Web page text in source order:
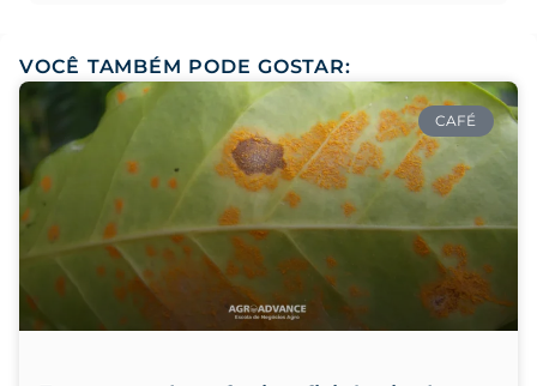
VOCÊ TAMBÉM PODE GOSTAR:
CAFÉ